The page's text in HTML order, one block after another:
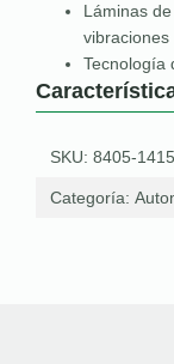
Láminas
vibraciones
Tecnología
SKU: 8405-
Categoría: